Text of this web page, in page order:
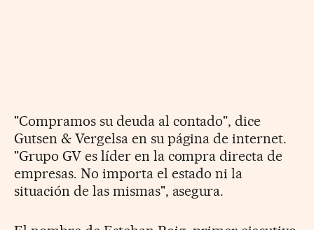
"Compramos su deuda al contado", dice
Gutsen & Vergelsa en su página de internet.
"Grupo GV es líder en la compra directa de
empresas. No importa el estado ni la
situación de las mismas", asegura.